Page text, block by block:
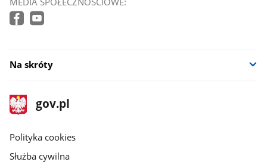
Na skróty
stopka
gov.pl
Strona
gov.pl
gov.pl
Polityka cookies
Służba cywilna